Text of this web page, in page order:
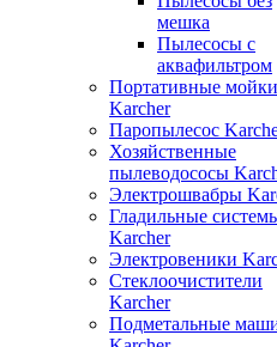
мешка
Пылесосы с
аквафильтром
Портативные мойки
Karcher
Паропылесос
Хозяйственные
пылеводососы
Электрошвабры
Гладильные
Karcher
Электровеники
Стеклоочистители
Karcher
Подметальные